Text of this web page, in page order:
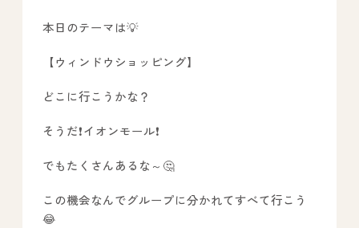
－ オールピース宗像事業所
－ オールピース福津事業所
－ オールピース東郷事業所
－ オールピース鳥栖事業所
スタッフブログ
本日のテーマは💡
【ウィンドウショッピング】
どこに行こうかな？
そうだ❗イオンモール❗
でもたくさんあるな～🤔
この機会なんでグループに分かれてすべて行こう
😂